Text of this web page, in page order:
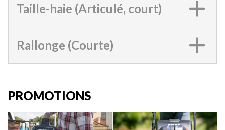
Taille-haie (Articulé, court)
Rallonge (Courte)
PROMOTIONS